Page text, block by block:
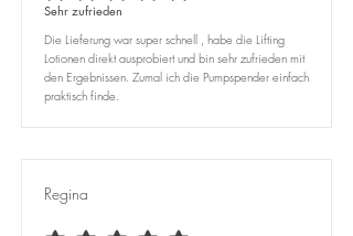
Sehr zufrieden
Die Lieferung war super schnell , habe die Lifting
Lotionen direkt ausprobiert und bin sehr zufrieden mit
den Ergebnissen. Zumal ich die Pumpspender einfach
praktisch finde.
Regina